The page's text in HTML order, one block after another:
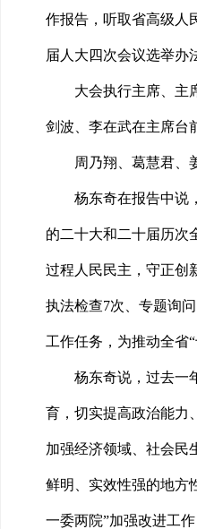
作报告，听取省高级人
届人大四次会议选举办
大会执行主席、主
剑波、李在武在主席台
周乃翔、葛慧君、
杨东奇在报告中说
的二十大和二十届历次
过程人民民主，守正创
执法检查7次、专题询
工作任务，为推动全省
杨东奇说，过去一
育，切实提高政治能力
加强经济领域、社会民
鲜明、实效性强的地方
一委两院”加强改进工